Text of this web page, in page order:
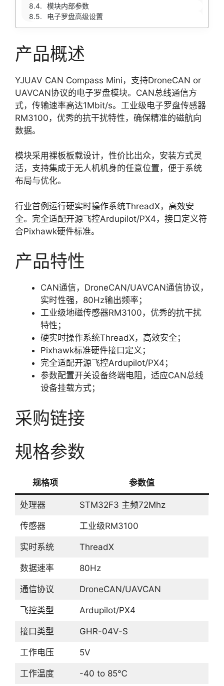
模块内部参数
电子罗盘高级设置
产品概述
YJUAV CAN Compass Mini，支持DroneCAN or
UAVCAN协议的电子罗盘模块。CAN总线通信方
式，传输速率高达1Mbit/s。工业级电子罗盘传感器
RM3100，优秀的抗干扰特性，确保精准的磁航向
数据。
模块采用裸板板载设计，性价比出众，安装方式灵
活，支持集成于无人机机身的任意位置，便于系统
布局与优化。
行业首例运行硬实时操作系统ThreadX，高效安
全。完全适配开源飞控Ardupilot/PX4，接口定义符
合Pixhawk硬件标准。
产品特性
CAN通信，DroneCAN/UAVCAN通信协议，
实时性强，80Hz输出频率；
工业级地磁传感器RM3100，优秀的抗干扰
特性；
硬实时操作系统ThreadX，高效安全；
Pixhawk标准硬件接口定义；
完全适配开源飞控Ardupilot/PX4；
参数配置开关设备终端电阻，适应CAN总线
设备挂载方式；
采购链接
规格参数
规格项 参数值
处理器 STM32F3 主频72Mhz
传感器 工业级RM3100
实时系统 ThreadX
数据速率 80Hz
通信协议 DroneCAN/UAVCAN
飞控类型 Ardupilot/PX4
接口类型 GHR-04V-S
工作电压 5V
工作温度 -40 to 85℃